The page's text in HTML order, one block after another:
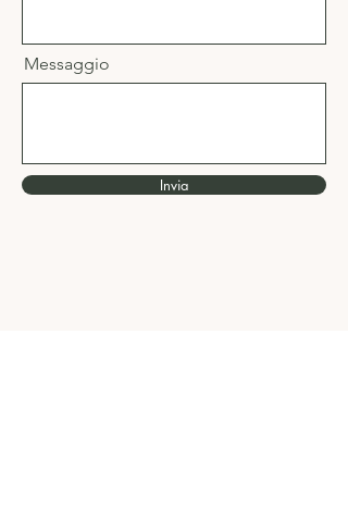
Messaggio
Invia